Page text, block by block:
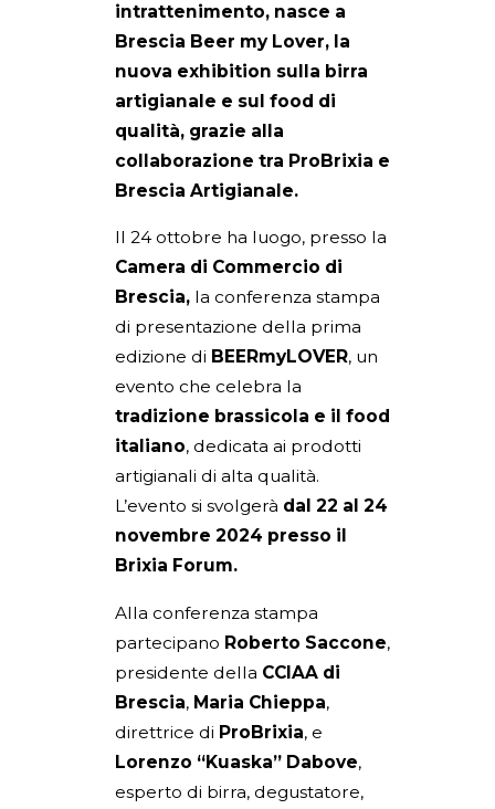
intrattenimento, nasce a
Brescia Beer my Lover, la
nuova exhibition sulla birra
artigianale e sul food di
qualità, grazie alla
collaborazione tra ProBrixia e
Brescia Artigianale.
Il 24 ottobre ha luogo, presso la
Camera di Commercio di
Brescia, la conferenza stampa
di presentazione della prima
edizione di BEERmyLOVER, un
evento che celebra la
tradizione brassicola e il food
italiano, dedicata ai prodotti
artigianali di alta qualità.
L’evento si svolgerà dal 22 al 24
novembre 2024 presso il
Brixia Forum.
Alla conferenza stampa
partecipano Roberto Saccone,
presidente della CCIAA di
Brescia, Maria Chieppa,
direttrice di ProBrixia, e
Lorenzo “Kuaska” Dabove,
esperto di birra, degustatore,